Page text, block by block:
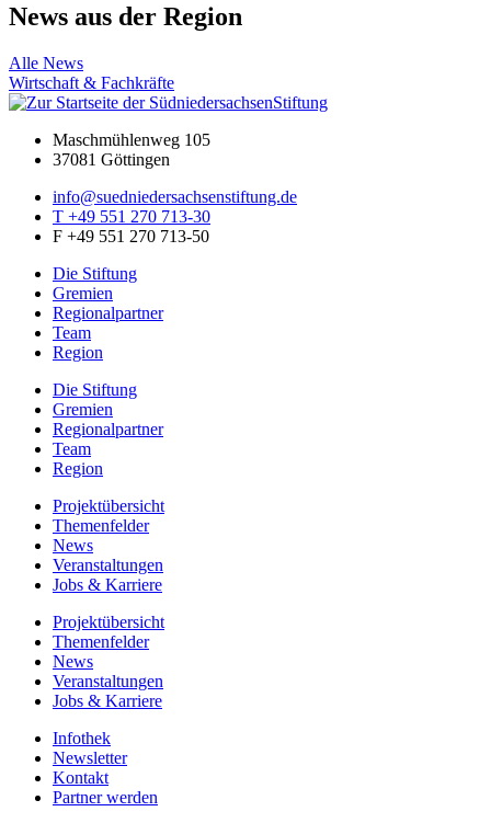
News aus der Region
Alle News
Wirtschaft & Fachkräfte
Maschmühlenweg 105
37081 Göttingen
info@suedniedersachsenstiftung.de
T +49 551 270 713-30
F +49 551 270 713-50
Die Stiftung
Gremien
Regionalpartner
Team
Region
Die Stiftung
Gremien
Regionalpartner
Team
Region
Projektübersicht
Themenfelder
News
Veranstaltungen
Jobs & Karriere
Projektübersicht
Themenfelder
News
Veranstaltungen
Jobs & Karriere
Infothek
Newsletter
Kontakt
Partner werden